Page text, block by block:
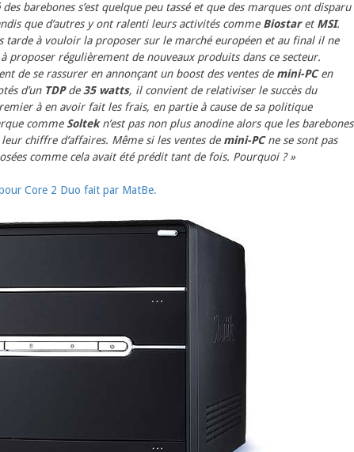
barebones s’est quelque peu tassé et que des marques ont disparu
que d’autres y ont ralenti leurs activités comme BiostaretMSI.
tarde à vouloir la proposer sur le marché européen et au final il ne
à proposer régulièrement de nouveaux produits dans ce secteur.
de se rassurer en annonçant un boost des ventes de mini-PCen
d’un TDPde35 watts, il convient de relativiser le succès du
à en avoir fait les frais, en partie à cause de sa politique
comme Soltekn’est pas non plus anodine alors que les barebones
chiffre d’affaires. Même si les ventes de mini-PCne se sont pas
comme cela avait été prédit tant de fois. Pourquoi ? »
Core 2 Duo fait par MatBe.